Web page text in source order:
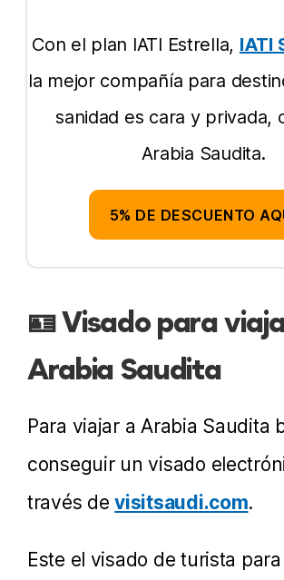
Cómo llegar
Turismo en Arabia
Reglas de comportamiento
Reglas a seguir
Leyendas urbanas
Cómo viajar siendo mujer
¿Es seguro?
Dinero y presupuesto
Cómo desplazarse
Con el plan IATI Estrella, IATI
la mejor compañía para
sanidad es cara y privada,
Arabia Saudita.
5% DE DESCUENTO
🪪 Visado para
Arabia Saudita
Para viajar a Arabia Saudita
conseguir un visado
través devisitsaudi.com.
Este el visado de turista